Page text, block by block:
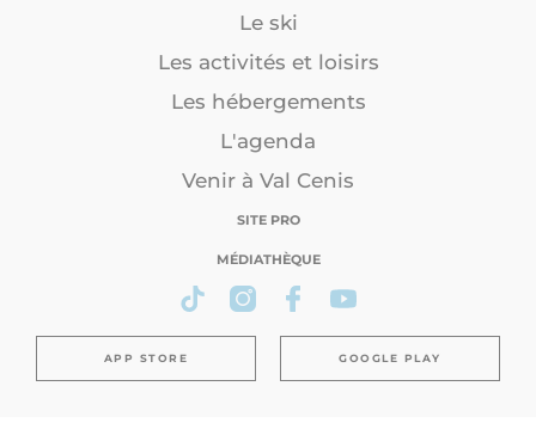
Le ski
Les activités et loisirs
Les hébergements
L'agenda
Venir à Val Cenis
SITE PRO
MÉDIATHÈQUE
APP STORE GOOGLE PLAY